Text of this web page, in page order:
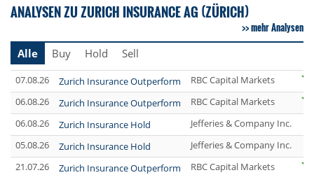
ANALYSEN ZU ZURICH INSURANCE AG (ZÜRICH)
mehr Analysen
Alle
Buy Hold Sell
07.08.26 Zurich Insurance Outperform
RBC Capital Markets
06.08.26
Zurich Insurance Outperform
RBC Capital Markets
06.08.26
Zurich Insurance Hold
Jefferies & Company Inc.
05.08.26
Zurich Insurance Hold
Jefferies & Company Inc.
21.07.26
Zurich Insurance Outperform RBC Capital Markets